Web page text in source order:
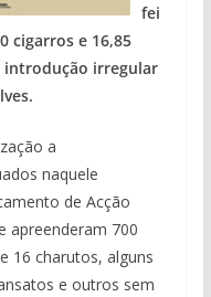
fei
cigarros e 16,85
introdução irregular
a
naquele
de Acção
apreenderam 700
16 charutos, alguns
e outros sem